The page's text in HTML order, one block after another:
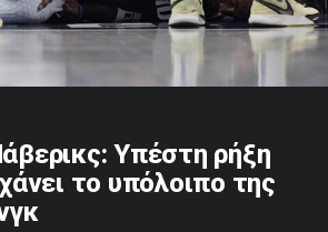
Υπέστη ρήξη
το υπόλοιπο της